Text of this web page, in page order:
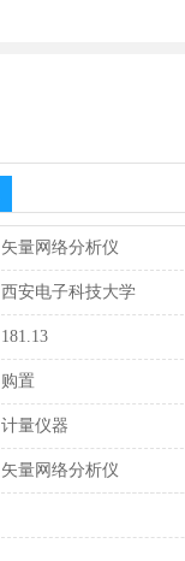
矢量网络分析仪
西安电子科技大学
181.13
购置
计量仪器
矢量网络分析仪